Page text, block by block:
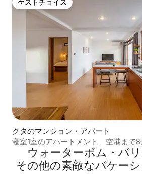
ゲストチョイス
ゲストチョイス
クタのマンション・アパート
寝室1室のアパートメント、空港まで
地が良い
ウォーターボム・バ
そ⁠の⁠他⁠の素⁠敵⁠なバ⁠ケ⁠ー⁠